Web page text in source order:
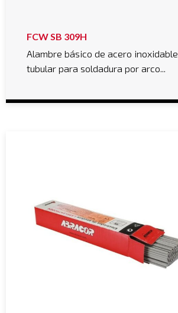
FCW SB 309H
Alambre básico de acero inoxidable
tubular para soldadura por arco...